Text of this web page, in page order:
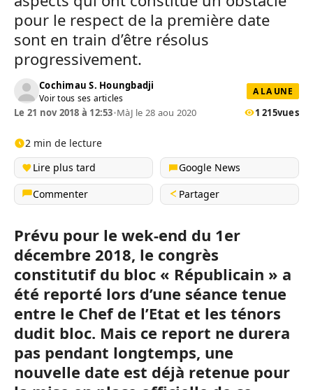
pour le respect de la première date
sont en train d’être résolus
progressivement.
Cochimau S. Houngbadji
Voir tous ses articles
A LA UNE
Le 21 nov 2018 à 12:53•MàJ le 28 aou 2020 1 215vues
2 min de lecture
Lire plus tard
Google News
Commenter
Partager
Prévu pour le wek-end du 1er
décembre 2018, le congrès
constitutif du bloc « Républicain » a
été reporté lors d’une séance tenue
entre le Chef de l’Etat et les ténors
dudit bloc. Mais ce report ne durera
pas pendant longtemps, une
nouvelle date est déjà retenue pour